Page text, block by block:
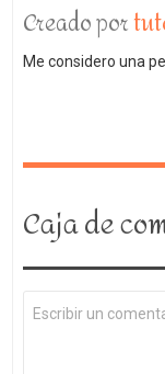
Creado por
Me considero una
Caja de